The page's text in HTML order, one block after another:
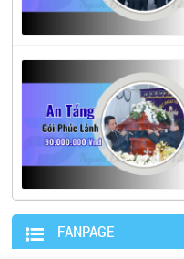
FANPAGE